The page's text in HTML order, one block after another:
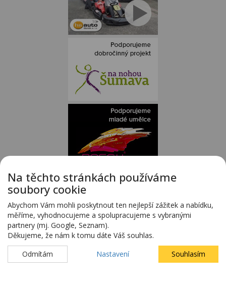
Staněk MOTO - autorizovaný dealer KTM - e-shop s kompletním
sortimentem KTMwww.stanekmoto.cz
Předváděcí vozy - kompletní nabídka na specializovaných stránkách
www.predvadeci-vozy.cz
Vozy 4x4 a vozy SUV - kompletní nabídka na specializovaných stránkách
www.4x4-suv.cz
Firma HS Auto Staněk s.r.o. si vyhrazuje právo změny vyplývající z chyby
zadání.
Na těchto stránkách používáme
soubory cookie
Abychom Vám mohli poskytnout ten nejlepší zážitek a nabídku,
měříme, vyhodnocujeme a spolupracujeme s vybranými
partnery (mj. Google, Seznam).
Děkujeme, že nám k tomu dáte Váš souhlas.
Odmítám
Nastavení Souhlasím